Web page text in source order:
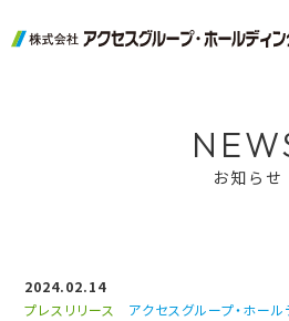
お知らせ
2024.02.14
プレスリリース
アクセスグループ・ホール